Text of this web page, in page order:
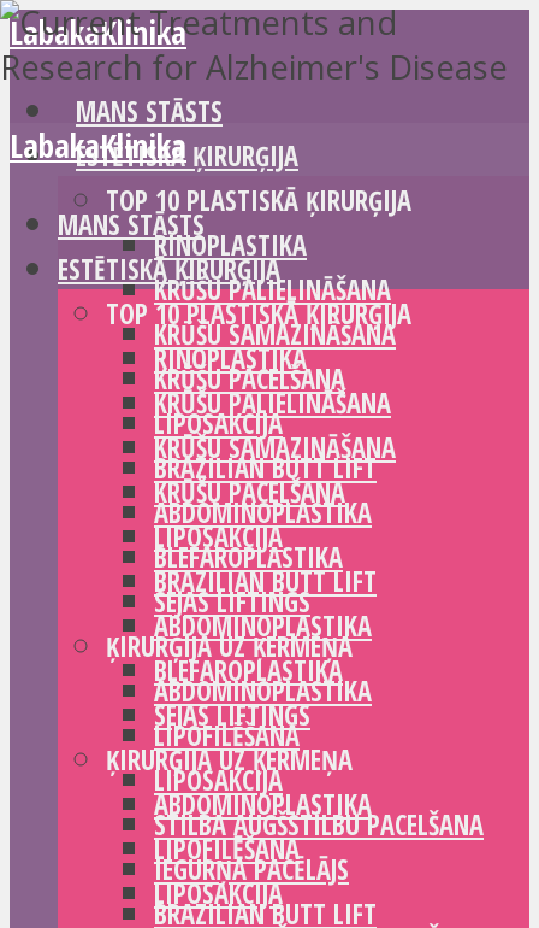
LabakaKlinika
MANS STĀSTS
ESTĒTISKĀ ĶIRURĢIJA
TOP 10 PLASTISKĀ ĶIRURĢIJA
RINOPLASTIKA
KRŪŠU PALIELINĀŠANA
KRŪŠU SAMAZINĀŠANA
KRŪŠU PACELŠANA
LIPOSAKCIJA
BRAZILIAN BUTT LIFT
ABDOMINOPLASTIKA
BLEFAROPLASTIKA
SEJAS LIFTINGS
ĶIRURĢIJA UZ ĶERMEŅA
ABDOMINOPLASTIKA
LIPOFILĒŠANA
LIPOSAKCIJA
STILBA AUGŠSTILBU PACELŠANA
IEGURŅA PACĒLĀJS
BRAZILIAN BUTT LIFT
LabakaKlinika
MANS STĀSTS
ESTĒTISKĀ ĶIRURĢIJA
TOP 10 PLASTISKĀ ĶIRURĢIJA
RINOPLASTIKA
KRŪŠU PALIELINĀŠANA
KRŪŠU SAMAZINĀŠANA
KRŪŠU PACELŠANA
LIPOSAKCIJA
BRAZILIAN BUTT LIFT
ABDOMINOPLASTIKA
BLEFAROPLASTIKA
SEJAS LIFTINGS
ĶIRURĢIJA UZ ĶERMEŅA
ABDOMINOPLASTIKA
LIPOFILĒŠANA
LIPOSAKCIJA